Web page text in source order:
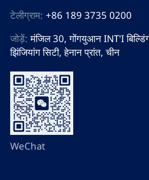
टेलीग्राम: +86 189 3735 0200
जोड़ें: मंजिल 30, गोंगयुआन INT'I
झिंजियांग सिटी, हेनान प्रांत, चीन
WeChat